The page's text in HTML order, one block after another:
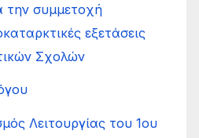
την συμμετοχή
εξετάσεις
Σχολών
Λειτουργίας του 1ου